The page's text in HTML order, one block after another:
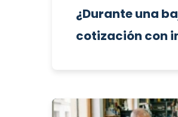
¿Durante una
cotización con